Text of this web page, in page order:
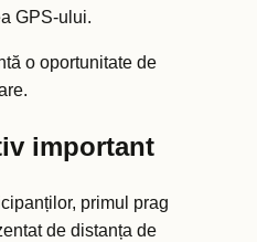
GPS-ului.
o oportunitate de
important
primul prag
de distanța de